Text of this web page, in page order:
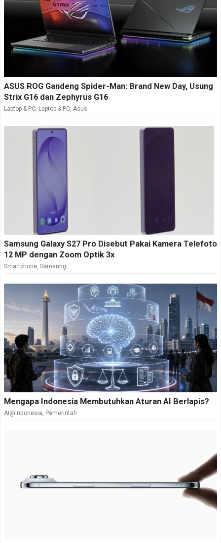
ASUS ROG Gandeng Spider-Man: Brand New Day, Usung
Strix G16 dan Zephyrus G16
Laptop & PC, Laptop & PC, Asus
Samsung Galaxy S27 Pro Disebut Pakai Kamera Telefoto
12 MP dengan Zoom Optik 3x
Smartphone, Samsung
Mengapa Indonesia Membutuhkan Aturan AI Berlapis?
AI@Indonesia, Pemerintah